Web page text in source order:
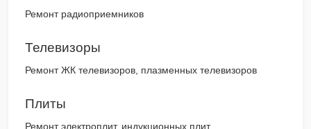
Ремонт радиоприемников
Телевизоры
Ремонт ЖК телевизоров, плазменных телевизоров
Плиты
Ремонт электроплит, индукционных плит,